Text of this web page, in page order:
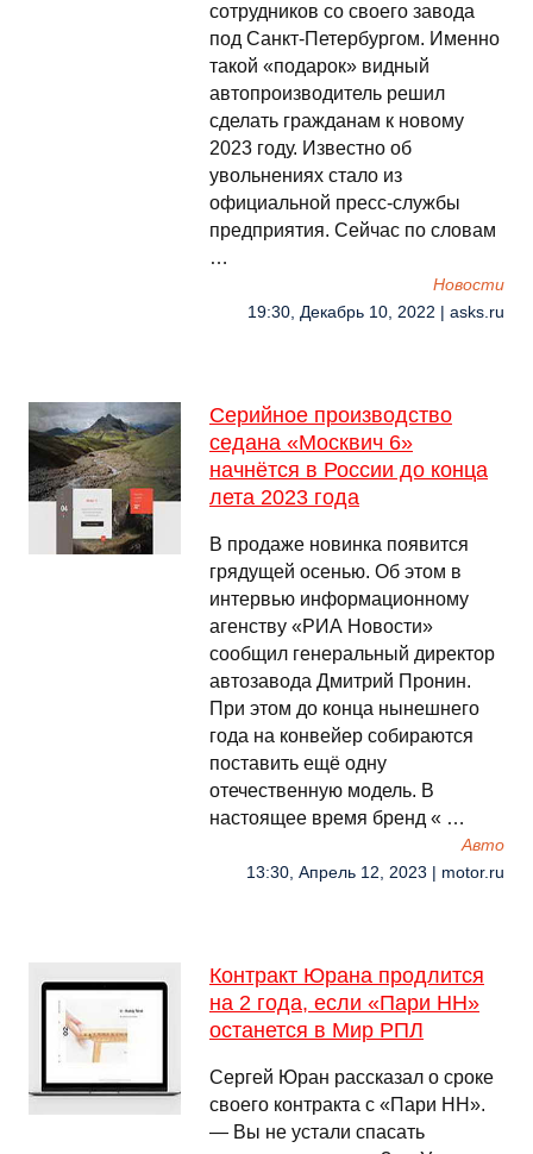
сотрудников со своего завода
под Санкт-Петербургом. Именно
такой «подарок» видный
автопроизводитель решил
сделать гражданам к новому
2023 году. Известно об
увольнениях стало из
официальной пресс-службы
предприятия. Сейчас по словам
…
Новости
19:30, Декабрь 10, 2022 | asks.ru
Серийное производство
седана «Москвич 6»
начнётся в России до конца
лета 2023 года
В продаже новинка появится
грядущей осенью. Об этом в
интервью информационному
агенству «РИА Новости»
сообщил генеральный директор
автозавода Дмитрий Пронин.
При этом до конца нынешнего
года на конвейер собираются
поставить ещё одну
отечественную модель. В
настоящее время бренд « …
Авто
13:30, Апрель 12, 2023 | motor.ru
Контракт Юрана продлится
на 2 года, если «Пари НН»
останется в Мир РПЛ
Сергей Юран рассказал о сроке
своего контракта с «Пари НН».
— Вы не устали спасать